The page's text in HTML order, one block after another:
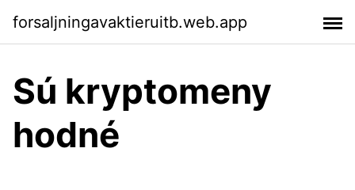
forsaljningavaktieruitb.web.app
Sú kryptomeny
hodné